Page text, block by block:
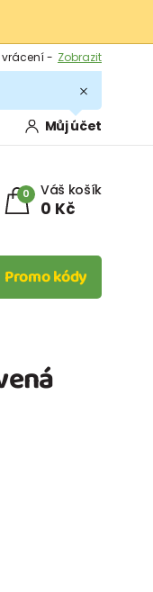
- Zobrazit
Podmínky
Můj účet
0 Váš košík
0 Kč
Promo kódy